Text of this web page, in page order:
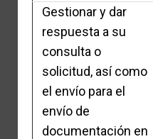
Gestionar y dar
respuesta a su
consulta o
solicitud, así como
el envío para el
envío de
documentación en